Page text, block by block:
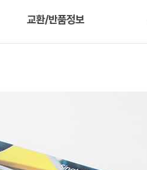
교환/반품정보